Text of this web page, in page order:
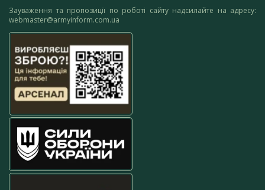
Зауваження та пропозиції по роботі сайту надсилайте на адресу:
webmaster@armyinform.com.ua